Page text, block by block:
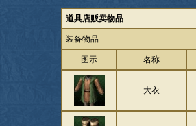
道具店贩卖物品
装备物品
图示 名称
大衣